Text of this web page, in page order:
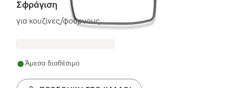
Σφράγιση
για κουζίνες/φούρνους
Άμεσα διαθέσιμο